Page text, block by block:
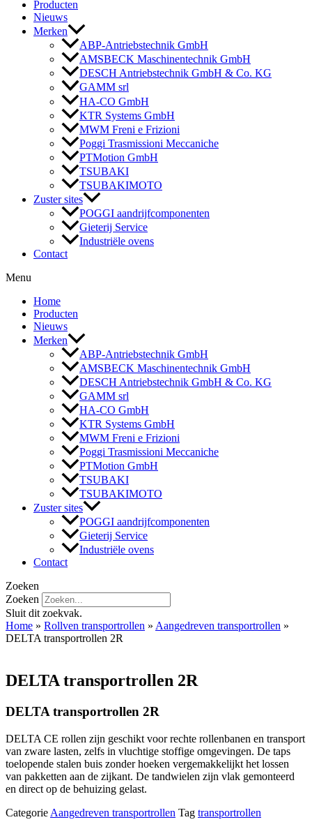
Producten
Nieuws
Merken
ABP-Antriebstechnik GmbH
AMSBECK Maschinentechnik GmbH
DESCH Antriebstechnik GmbH & Co. KG
GAMM srl
HA-CO GmbH
KTR Systems GmbH
MWM Freni e Frizioni
Poggi Trasmissioni Meccaniche
PTMotion GmbH
TSUBAKI
TSUBAKIMOTO
Zuster sites
POGGI aandrijfcomponenten
Gieterij Service
Industriële ovens
Contact
Menu
Home
Producten
Nieuws
Merken
ABP-Antriebstechnik GmbH
AMSBECK Maschinentechnik GmbH
DESCH Antriebstechnik GmbH & Co. KG
GAMM srl
HA-CO GmbH
KTR Systems GmbH
MWM Freni e Frizioni
Poggi Trasmissioni Meccaniche
PTMotion GmbH
TSUBAKI
TSUBAKIMOTO
Zuster sites
POGGI aandrijfcomponenten
Gieterij Service
Industriële ovens
Contact
Zoeken
Zoeken
Sluit dit zoekvak.
Home » Rollven transportrollen » Aangedreven transportrollen »
DELTA transportrollen 2R
DELTA transportrollen 2R
DELTA transportrollen 2R
DELTA CE rollen zijn geschikt voor rechte rollenbanen en transport
van zware lasten, zelfs in vluchtige stoffige omgevingen. De taps
toelopende stalen buis zonder hoeken vergemakkelijkt het lossen
van pakketten aan de zijkant. De tandwielen zijn vlak gemonteerd
en direct op de behuizing gelast.
Categorie Aangedreven transportrollen Tag transportrollen